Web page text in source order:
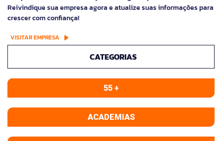
Reivindique sua empresa agora e atualize suas informações para
crescer com confiança!
VISITAR EMPRESA
CATEGORIAS
55 +
ACADEMIAS